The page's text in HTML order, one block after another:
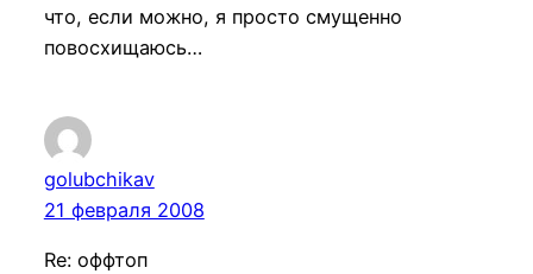
что, если можно, я просто смущенно
повосхищаюсь…
golubchikav
21 февраля 2008
Re: оффтоп